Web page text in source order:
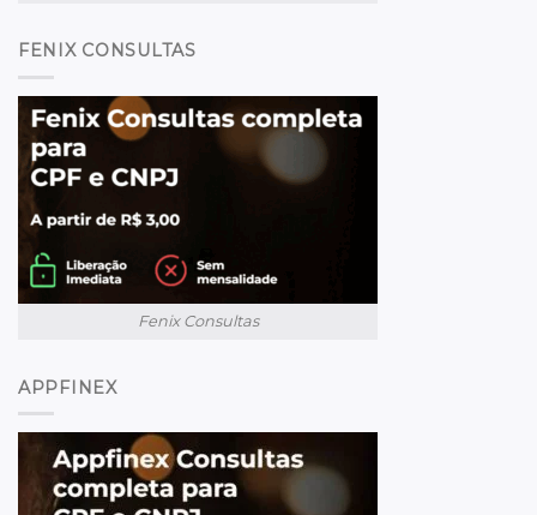
FENIX CONSULTAS
Fenix Consultas
APPFINEX